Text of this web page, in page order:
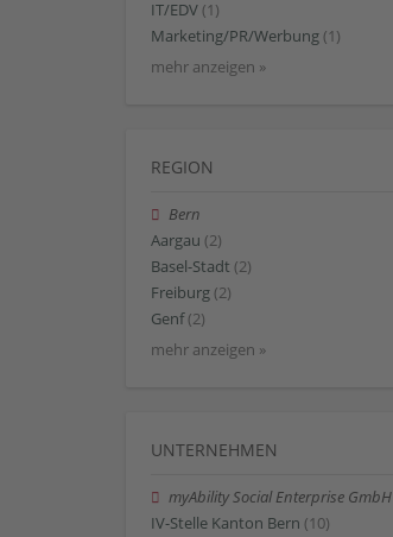
IT/EDV (1)
Marketing/PR/Werbung (1)
mehr anzeigen »
REGION
Bern
Aargau (2)
Basel-Stadt (2)
Freiburg (2)
Genf (2)
mehr anzeigen »
UNTERNEHMEN
myAbility Social Enterprise GmbH
IV-Stelle Kanton Bern (10)